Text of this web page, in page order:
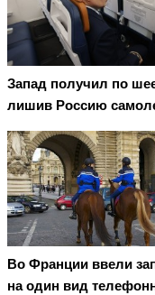
Запад получил по
лишив Россию
Во Франции ввели
на один вид